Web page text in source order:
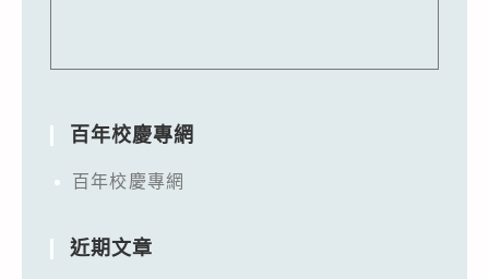
百年校慶專網
百年校慶專網
近期文章